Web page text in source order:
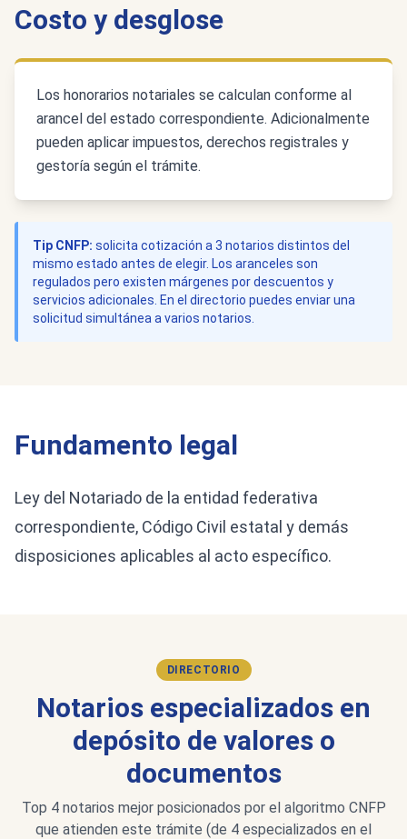
Costo y desglose
Los honorarios notariales se calculan conforme al
arancel del estado correspondiente. Adicionalmente
pueden aplicar impuestos, derechos registrales y
gestoría según el trámite.
Tip CNFP: solicita cotización a 3 notarios distintos del
mismo estado antes de elegir. Los aranceles son
regulados pero existen márgenes por descuentos y
servicios adicionales. En el directorio puedes enviar una
solicitud simultánea a varios notarios.
Fundamento legal
Ley del Notariado de la entidad federativa
correspondiente, Código Civil estatal y demás
disposiciones aplicables al acto específico.
DIRECTORIO
Notarios especializados en
depósito de valores o
documentos
Top 4 notarios mejor posicionados por el algoritmo CNFP
que atienden este trámite (de 4 especializados en el